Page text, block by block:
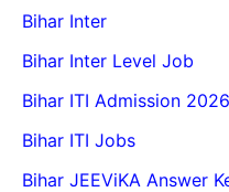
Bihar Inter
Bihar Inter Level Job
Bihar ITI Admission
Bihar ITI Jobs
Bihar JEEViKA Answer